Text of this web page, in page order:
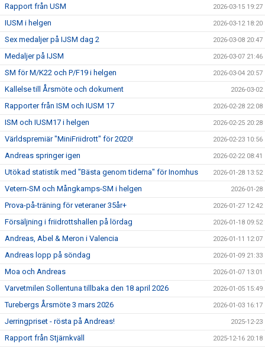
Rapport från USM 2026-03-15 19:27
IUSM i helgen 2026-03-12 18:20
Sex medaljer på IJSM dag 2 2026-03-08 20:47
Medaljer på IJSM 2026-03-07 21:46
SM för M/K22 och P/F19 i helgen 2026-03-04 20:57
Kallelse till Årsmöte och dokument 2026-03-02
Rapporter från ISM och IUSM 17 2026-02-28 22:08
ISM och IUSM17 i helgen 2026-02-25 20:28
Världspremiär "MiniFriidrott" för 2020! 2026-02-23 10:56
Andreas springer igen 2026-02-22 08:41
Utökad statistik med "Bästa genom tiderna" för Inomhus 2026-01-28 13:52
Vetern-SM och Mångkamps-SM i helgen 2026-01-28
Prova-på-träning för veteraner 35år+ 2026-01-27 12:42
Försäljning i friidrottshallen på lördag 2026-01-18 09:52
Andreas, Abel & Meron i Valencia 2026-01-11 12:07
Andreas lopp på söndag 2026-01-09 21:33
Moa och Andreas 2026-01-07 13:01
Varvetmilen Sollentuna tillbaka den 18 april 2026 2026-01-05 15:49
Turebergs Årsmöte 3 mars 2026 2026-01-03 16:17
Jerringpriset - rösta på Andreas! 2025-12-23
Rapport från Stjärnkväll 2025-12-16 20:18